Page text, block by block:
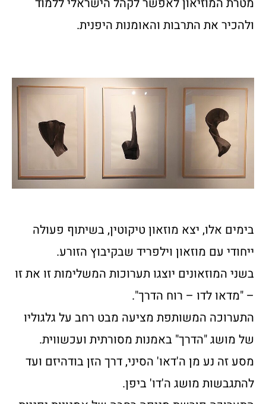
ולהכיר את התרבות והאומנות היפנית.
בימים אלו, יצא מוזאון טיקוטין, בשיתוף פעולה
ייחודי עם מוזאון וילפריד שבקיבוץ הזורע.
בשני המוזאונים יוצגו תערוכות המשלימות זו את זו
– "מדאו לדו – רוח הדרך".
התערוכה המשותפת מציעה מבט רחב על גלגוליו
של מושג "הדרך" באמנות מסורתית ועכשווית.
מסע זה נע מן ה'דאו' הסיני, דרך הזן בודהיזם ועד
להתגבשות מושג ה'דו' ביפן.